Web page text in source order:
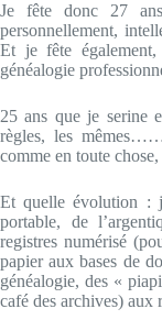
Je fête donc 27 ans
personnellement,
Et je fête également,
généalogie
25 ans que je serine
règles, les
comme en toute
Et quelle évolution :
portable, de
registres numérisé
papier aux bases de
généalogie, des «
café des archives) aux